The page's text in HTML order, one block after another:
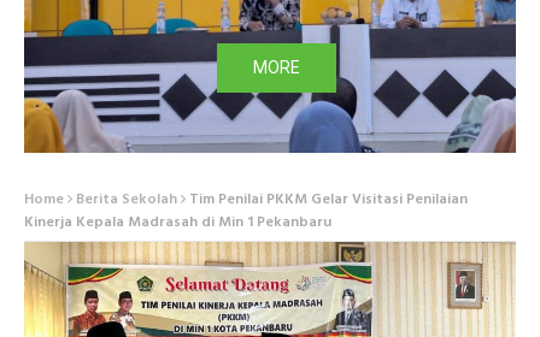
MORE
Home Berita Sekolah Tim Penilai PKKM Gelar Visitasi Penilaian
Kinerja Kepala Madrasah di Min 1 Pekanbaru